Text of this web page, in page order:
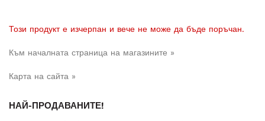
Този продукт е изчерпан и вече не може да бъде поръчан.
Към началната страница на магазините »
Карта на сайта »
НАЙ-ПРОДАВАНИТЕ!